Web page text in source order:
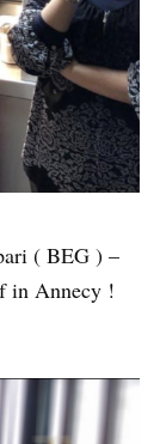
( BEG ) –
in Annecy !